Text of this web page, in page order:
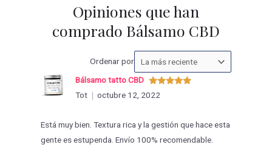
Opiniones que han
comprado Bálsamo CBD
Ordenar porOrdenar
las
Valorado
con
Bálsamo tatto CBD
Tot
octubre 12, 2022
Está muy bien. Textura rica y la gestión que hace esta
gente es estupenda. Envío 100% recomendable.